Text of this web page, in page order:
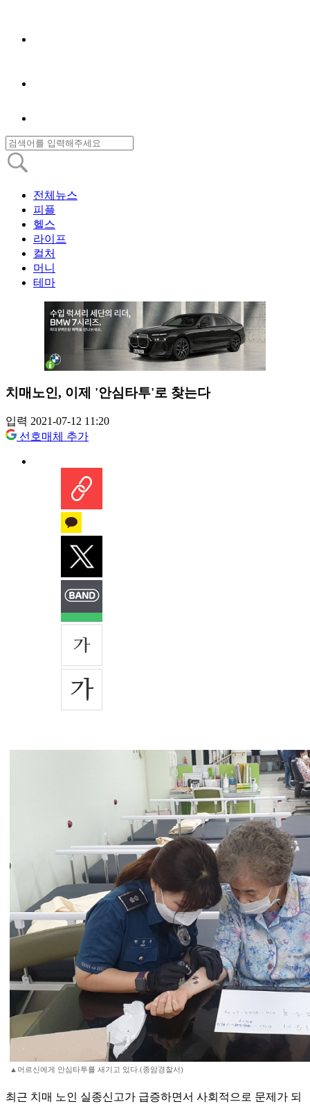
전체뉴스
피플
헬스
라이프
컬처
머니
테마
치매노인, 이제 '안심타투'로 찾는다
입력 2021-07-12 11:20
선호매체 추가
▲어르신에게 안심타투를 새기고 있다.(종암경찰서)
최근 치매 노인 실종신고가 급증하면서 사회적으로 문제가 되